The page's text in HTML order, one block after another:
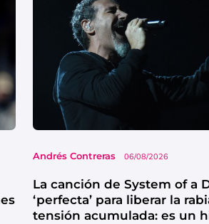
Andrés Contreras 06/08/2026
La canción de System of a
‘perfecta’ para liberar la
tensión acumulada: es un